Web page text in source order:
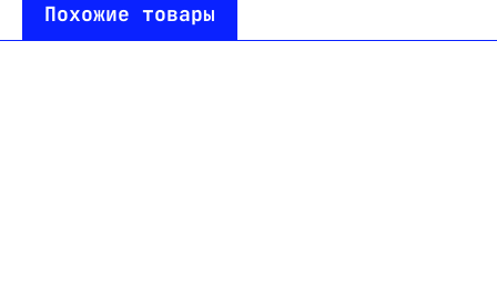
Похожие товары